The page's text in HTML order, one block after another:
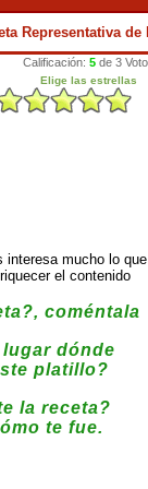
Representativa
interesa mucho lo que
el contenido
coméntala
dónde
platillo?
la receta?
te fue.